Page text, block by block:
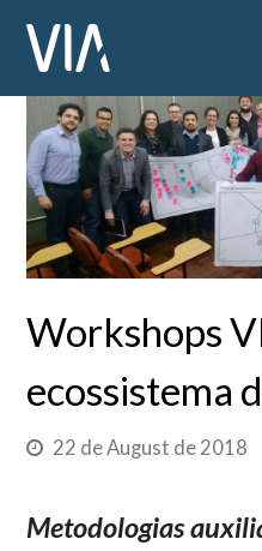
Workshops
ecossistema
22 de August de 2018
Metodologias